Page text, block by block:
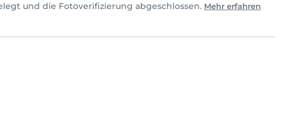
und die Fotoverifizierung abgeschlossen. Mehr erfahren